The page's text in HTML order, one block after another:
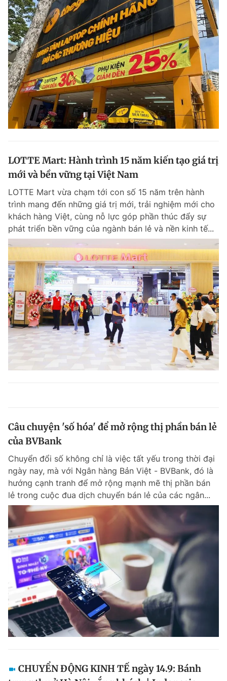
LOTTE Mart: Hành trình 15 năm kiến tạo giá trị
mới và bền vững tại Việt Nam
LOTTE Mart vừa chạm tới con số 15 năm trên hành
trình mang đến những giá trị mới, trải nghiệm mới cho
khách hàng Việt, cùng nỗ lực góp phần thúc đẩy sự
phát triển bền vững của ngành bán lẻ và nền kinh tế...
Câu chuyện 'số hóa' để mở rộng thị phần bán lẻ
của BVBank
Chuyển đổi số không chỉ là việc tất yếu trong thời đại
ngày nay, mà với Ngân hàng Bản Việt - BVBank, đó là
hướng cạnh tranh để mở rộng mạnh mẽ thị phần bán
lẻ trong cuộc đua dịch chuyển bán lẻ của các ngân...
CHUYỂN ĐỘNG KINH TẾ ngày 14.9: Bánh